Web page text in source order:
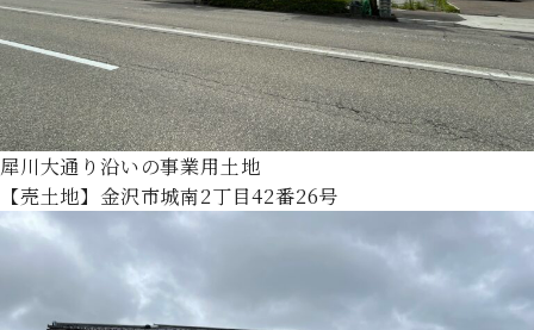
犀川大通り沿いの事業用土地
【売土地】金沢市城南2丁目42番26号